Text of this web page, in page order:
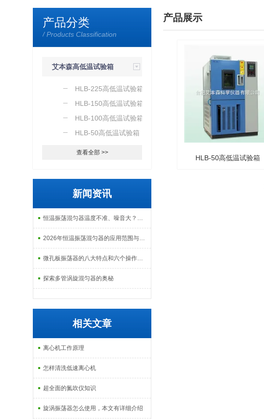
产品分类
/ Products Classification
艾本森高低温试验箱
HLB-225高低温试验箱
HLB-150高低温试验箱
HLB-100高低温试验箱
HLB-50高低温试验箱
查看全部 >>
新闻资讯
恒温振荡混匀器温度不准、噪音大？常见故障排查与解决指南
2026年恒温振荡混匀器的应用范围与市场前景分析
微孔板振荡器的八大特点和六个操作步骤
探索多管涡旋混匀器的奥秘
相关文章
离心机工作原理
怎样清洗低速离心机
超全面的氮吹仪知识
旋涡振荡器怎么使用，本文有详细介绍
产品展示
HLB-50高低温试验箱